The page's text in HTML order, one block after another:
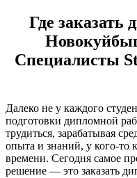
Где заказать
Специалисты
Далеко не у каждого
подготовки дипломной
трудиться, зарабатывая
опыта и знаний, у кого-то
времени. Сегодня самое
решение — это заказать